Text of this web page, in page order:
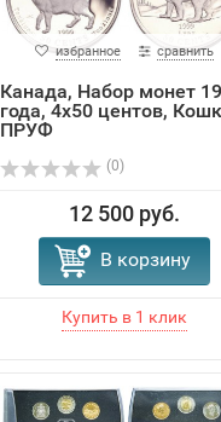
избранное сравнить
Канада, Набор монет
года, 4х50 центов,
ПРУФ
(0)
12 500 руб.
В корзину